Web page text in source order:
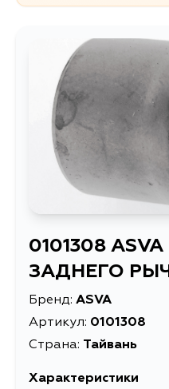
0101308
ЗАДНЕГО
Бренд: ASVA
Артикул: 0101308
Страна: Тайвань
Характеристики